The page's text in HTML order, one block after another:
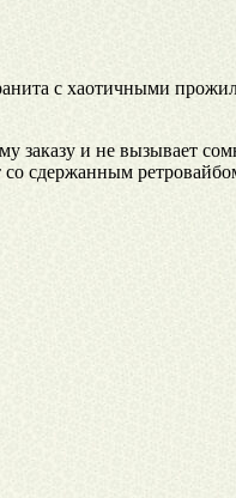
с хаотичными
и не вызывает
со сдержанным